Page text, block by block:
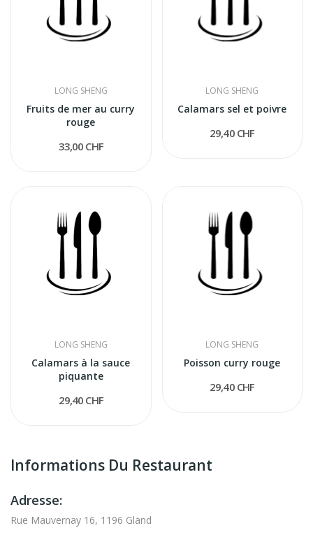
LONG SHENG
Fruits de mer au curry
rouge
33,00 CHF
LONG SHENG
Calamars sel et poivre
29,40 CHF
LONG SHENG
Calamars à la sauce
piquante
29,40 CHF
LONG SHENG
Poisson curry rouge
29,40 CHF
Informations Du Restaurant
Adresse:
Rue Mauvernay 16, 1196 Gland